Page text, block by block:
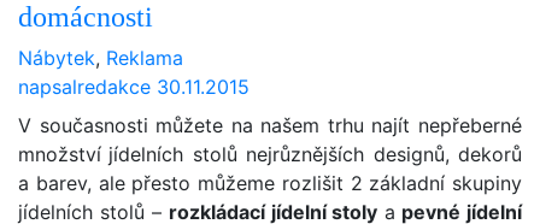
domácnosti
Nábytek, Reklama
napsalredakce 30.11.2015
V současnosti můžete na našem trhu najít nepřeberné
množství jídelních stolů nejrůznějších designů, dekorů
a barev, ale přesto můžeme rozlišit 2 základní skupiny
jídelních stolů – rozkládací jídelní stoly a pevné jídelní